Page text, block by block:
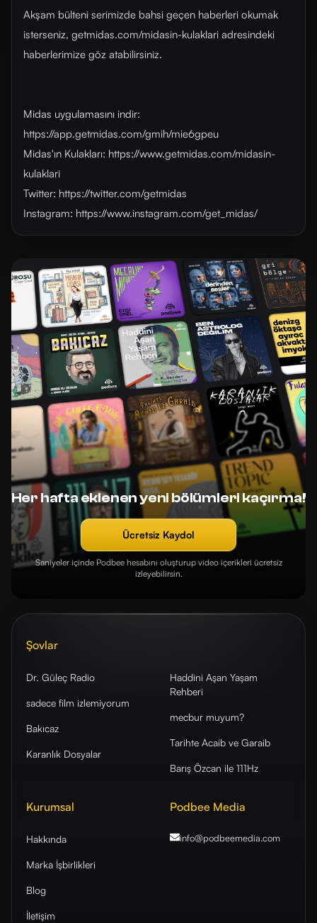
Akşam bülteni serimizde bahsi geçen haberleri okumak
isterseniz, getmidas.com/midasin-kulaklari adresindeki
haberlerimize göz atabilirsiniz.
Midas uygulamasını indir:
https://app.getmidas.com/gmih/mie6gpeu
Midas'ın Kulakları: https://www.getmidas.com/midasin-
kulaklari
Twitter: https://twitter.com/getmidas
Instagram: https://www.instagram.com/get_midas/
Her hafta eklenen yeni bölümleri kaçırma!
Ücretsiz Kaydol
Saniyeler içinde Podbee hesabını oluşturup video içerikleri ücretsiz
izleyebilirsin.
Şovlar
Dr. Güleç Radio
sadece film izlemiyorum
Bakıcaz
Karanlık Dosyalar
Haddini Aşan Yaşam
Rehberi
mecbur muyum?
Tarihte Acaib ve Garaib
Barış Özcan ile 111Hz
Kurumsal
Hakkında
Marka İşbirlikleri
Blog
İletişim
Podbee Media
info@podbeemedia.com